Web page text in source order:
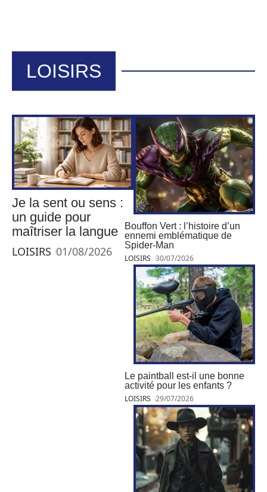
LOISIRS
Je la sent ou sens :
un guide pour
maîtriser la langue
LOISIRS 01/08/2026
Bouffon Vert : l’histoire d’un
ennemi emblématique de
Spider-Man
LOISIRS 30/07/2026
Le paintball est-il une bonne
activité pour les enfants ?
LOISIRS 29/07/2026